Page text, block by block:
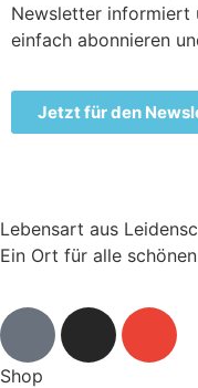
Newsletter informiert
einfach abonnieren
Jetzt für den
Lebensart aus
Ein Ort für alle
Shop